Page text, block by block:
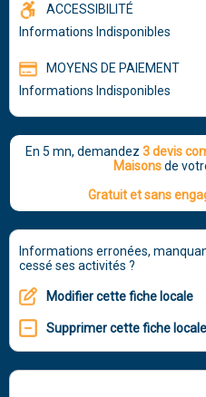
ACCESSIBILITÉ
Informations Indisponibles
MOYENS DE PAIEMENT
Informations Indisponibles
En 5 mn, demandez 3 devis
Maisonsde
Gratuit et sans
Informations erronées,
cessé ses activités ?
Modifier cette fiche locale
Supprimer cette fiche locale